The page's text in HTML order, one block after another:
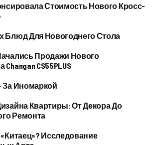
Стоимость Нового Кросс-
Блюд Для Новогоднего Стола
Продажи Нового
CS55PLUS
За Иномаркой
Квартиры: От Декора До
Ремонта
Исследование